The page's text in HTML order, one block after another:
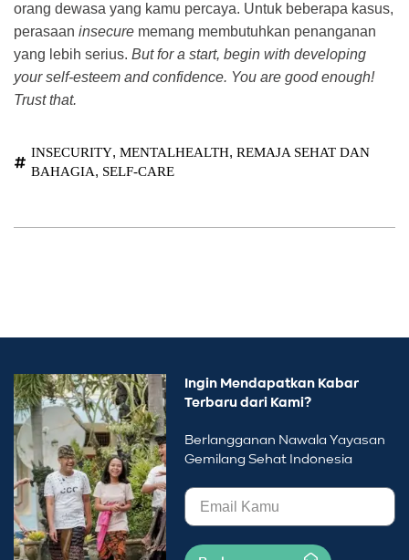
orang dewasa yang kamu percaya. Untuk beberapa kasus,
perasaan insecure memang membutuhkan penanganan
yang lebih serius. But for a start, begin with developing
your self-esteem and confidence. You are good enough!
Trust that.
INSECURITY, MENTALHEALTH, REMAJA SEHAT DAN
BAHAGIA, SELF-CARE
Ingin Mendapatkan Kabar
Terbaru dari Kami?
Berlangganan Nawala Yayasan
Gemilang Sehat Indonesia